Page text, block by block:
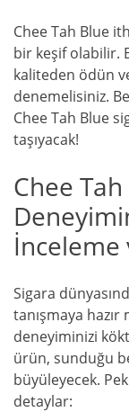
Chee Tah Blue
bir keşif olabilir.
kaliteden ödün
denemelisiniz.
Chee Tah Blue
taşıyacak!
Chee
Sigara
tanışmaya hazır
deneyiminizi
ürün, sunduğu
büyüleyecek.
detaylar: